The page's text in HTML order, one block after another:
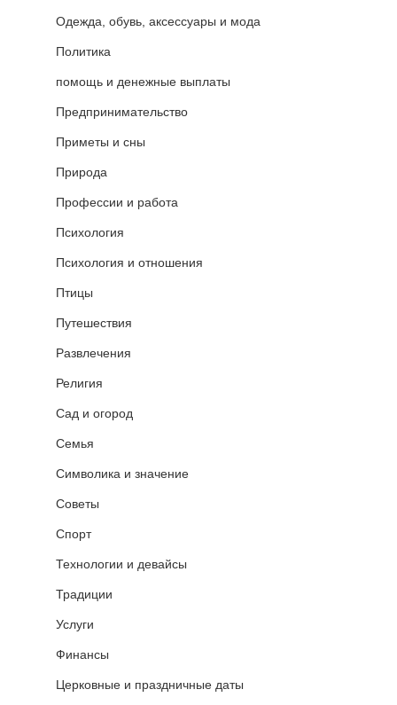
Одежда, обувь, аксессуары и мода
Политика
помощь и денежные выплаты
Предпринимательство
Приметы и сны
Природа
Профессии и работа
Психология
Психология и отношения
Птицы
Путешествия
Развлечения
Религия
Сад и огород
Семья
Символика и значение
Советы
Спорт
Технологии и девайсы
Традиции
Услуги
Финансы
Церковные и праздничные даты